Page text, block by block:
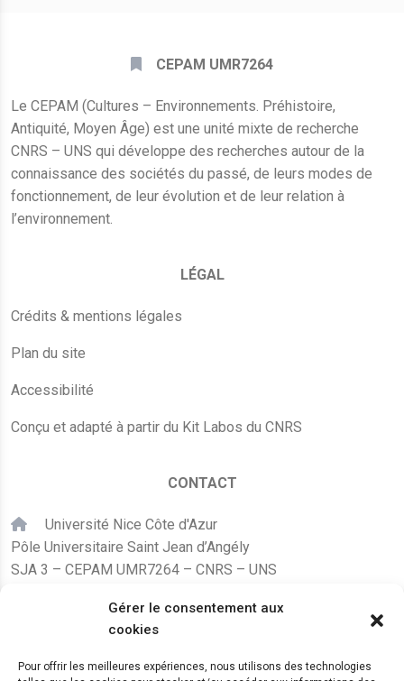
Gérer le consentement aux
cookies
Pour offrir les meilleures expériences, nous utilisons des technologies
CEPAM UMR7264
Le CEPAM (Cultures – Environnements. Préhistoire,
Antiquité, Moyen Âge) est une unité mixte de recherche
CNRS – UNS qui développe des recherches autour de la
connaissance des sociétés du passé, de leurs modes de
fonctionnement, de leur évolution et de leur relation à
l’environnement.
LÉGAL
Crédits & mentions légales
Plan du site
Accessibilité
Conçu et adapté à partir du Kit Labos du CNRS
CONTACT
Université Nice Côte d'Azur
Pôle Universitaire Saint Jean d’Angély
SJA 3 – CEPAM UMR7264 – CNRS – UNS